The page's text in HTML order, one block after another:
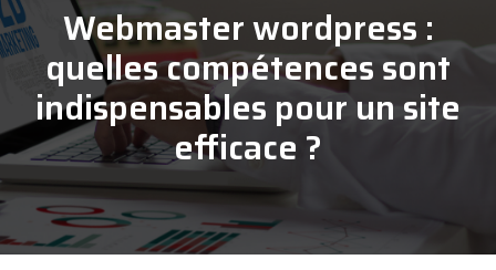
Webmaster wordpress :
quelles compétences sont
indispensables pour un site
efficace ?